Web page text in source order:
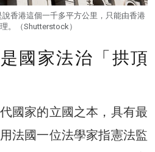
香港這個一千多平方公里，只能由香港
。（Shutterstock）
國家法治「拱頂
國家的立國之本，具有最
法國一位法學家指憲法監